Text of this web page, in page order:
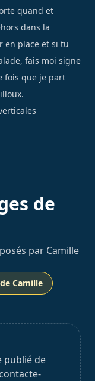
quand et
dans la
en place et si tu
fais moi signe
fois que je part
de
par Camille
Camille
publié de